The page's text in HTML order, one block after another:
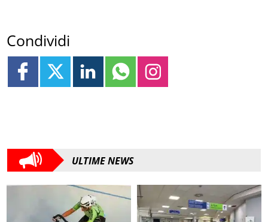
Condividi
ULTIME NEWS